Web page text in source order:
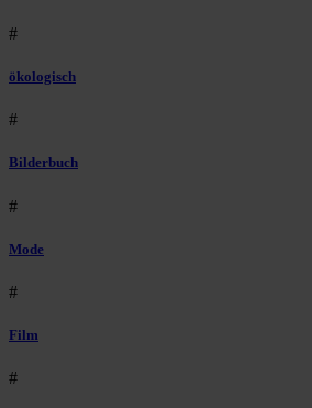
#
ökologisch
#
Bilderbuch
#
Mode
#
Film
#